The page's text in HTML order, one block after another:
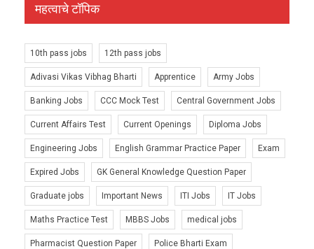
महत्वाचे टॉपिक
10th pass jobs 12th pass jobs
Adivasi Vikas Vibhag Bharti Apprentice Army Jobs
Banking Jobs CCC Mock Test Central Government Jobs
Current Affairs Test Current Openings Diploma Jobs
Engineering Jobs English Grammar Practice Paper Exam
Expired Jobs GK General Knowledge Question Paper
Graduate jobs Important News ITI Jobs IT Jobs
Maths Practice Test MBBS Jobs medical jobs
Pharmacist Question Paper Police Bharti Exam